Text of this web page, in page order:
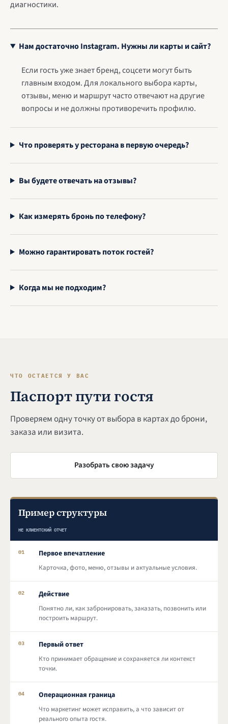
диагностики.
Нам достаточно Instagram. Нужны ли карты и сайт?
Если гость уже знает бренд, соцсети могут быть
главным входом. Для локального выбора карты,
отзывы, меню и маршрут часто отвечают на другие
вопросы и не должны противоречить профилю.
Что проверять у ресторана в первую очередь?
Вы будете отвечать на отзывы?
Как измерять бронь по телефону?
Можно гарантировать поток гостей?
Когда мы не подходим?
ЧТО ОСТАЕТСЯ У ВАС
Паспорт пути гостя
Проверяем одну точку от выбора в картах до брони,
заказа или визита.
Разобрать свою задачу
Пример структуры
НЕ КЛИЕНТСКИЙ ОТЧЕТ
01 Первое впечатление
Карточка, фото, меню, отзывы и актуальные условия.
02 Действие
Понятно ли, как забронировать, заказать, позвонить или
построить маршрут.
03 Первый ответ
Кто принимает обращение и сохраняется ли контекст
точки.
04 Операционная граница
Что маркетинг может исправить, а что зависит от
реального опыта гостя.